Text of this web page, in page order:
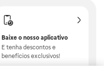
Baixe o nosso aplicativo
E tenha descontos e
benefícios exclusivos!